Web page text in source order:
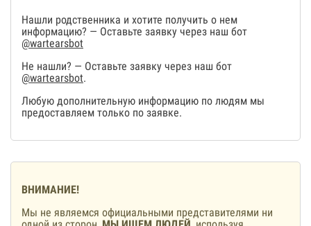
Нашли родственника и хотите получить о нем
информацию? — Оставьте заявку через наш бот
@wartearsbot
Не нашли? — Оставьте заявку через наш бот
@wartearsbot.
Любую дополнительную информацию по людям мы
предоставляем только по заявке.
ВНИМАНИЕ!
Мы не являемся официальными представителями ни